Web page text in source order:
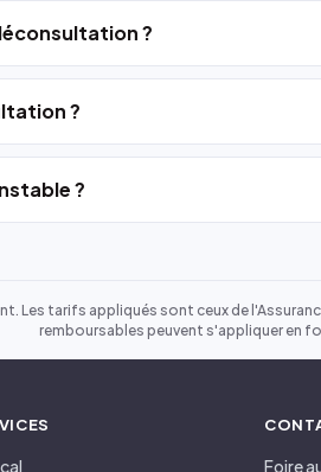
?
?
?
Les tarifs appliqués sont ceux de
remboursables peuvent s'appliquer en
Foire